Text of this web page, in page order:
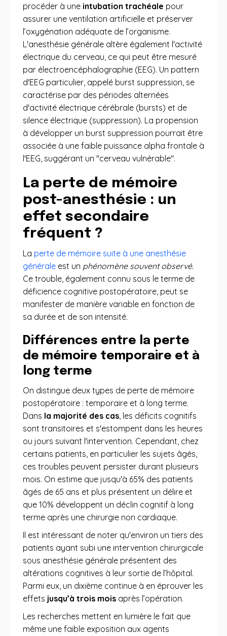
procéder à une intubation trachéale pour
assurer une ventilation artificielle et préserver
l’oxygénation adéquate de l’organisme.
L'anesthésie générale altère également l'activité
électrique du cerveau, ce qui peut être mesuré
par électroencéphalographie (EEG). Un pattern
d'EEG particulier, appelé burst suppression, se
caractérise par des périodes alternées
d'activité électrique cérébrale (bursts) et de
silence électrique (suppression). La propension
à développer un burst suppression pourrait être
associée à une faible puissance alpha frontale à
l'EEG, suggérant un "cerveau vulnérable".
La perte de mémoire
post-anesthésie : un
effet secondaire
fréquent ?
La perte de mémoire suite à une anesthésie
générale est un phénomène souvent observé.
Ce trouble, également connu sous le terme de
déficience cognitive postopératoire, peut se
manifester de manière variable en fonction de
sa durée et de son intensité.
Différences entre la perte
de mémoire temporaire et à
long terme
On distingue deux types de perte de mémoire
postopératoire : temporaire et à long terme.
Dans la majorité des cas, les déficits cognitifs
sont transitoires et s'estompent dans les heures
ou jours suivant l'intervention. Cependant, chez
certains patients, en particulier les sujets âgés,
ces troubles peuvent persister durant plusieurs
mois. On estime que jusqu'à 65% des patients
âgés de 65 ans et plus présentent un délire et
que 10% développent un déclin cognitif à long
terme après une chirurgie non cardiaque.
Il est intéressant de noter qu'environ un tiers des
patients ayant subi une intervention chirurgicale
sous anesthésie générale présentent des
altérations cognitives à leur sortie de l’hôpital.
Parmi eux, un dixième continue à en éprouver les
effets jusqu’à trois mois après l’opération.
Les recherches mettent en lumière le fait que
même une faible exposition aux agents